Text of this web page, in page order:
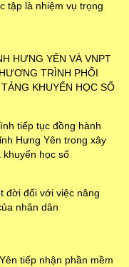
tập là nhiệm vụ trọng
HƯNG YÊN VÀ VNPT
TRÌNH PHỐI
KHUYẾN HỌC SỐ
tiếp tục đồng hành
Hưng Yên trong xây
khuyến học số
đời đối với việc nâng
nhân dân
tiếp nhận phần mềm